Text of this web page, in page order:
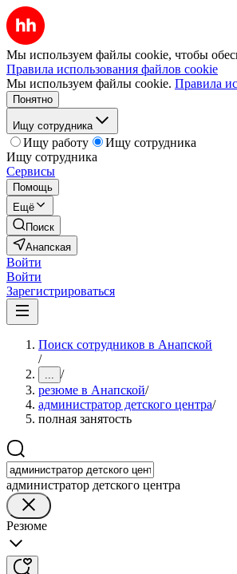
Мы используем файлы cookie, чтобы
Правила использования файлов cookie
Мы используем файлы cookie. Правила
Понятно
Ищу сотрудника
Ищу работу
Ищу сотрудника
Ищу сотрудника
Сервисы
Помощь
Ещё
Поиск
Анапская
Войти
Войти
Зарегистрироваться
Поиск сотрудников в Анапской
/
... /
резюме в Анапской/
администратор детского центра/
полная занятость
администратор детского центра
Резюме